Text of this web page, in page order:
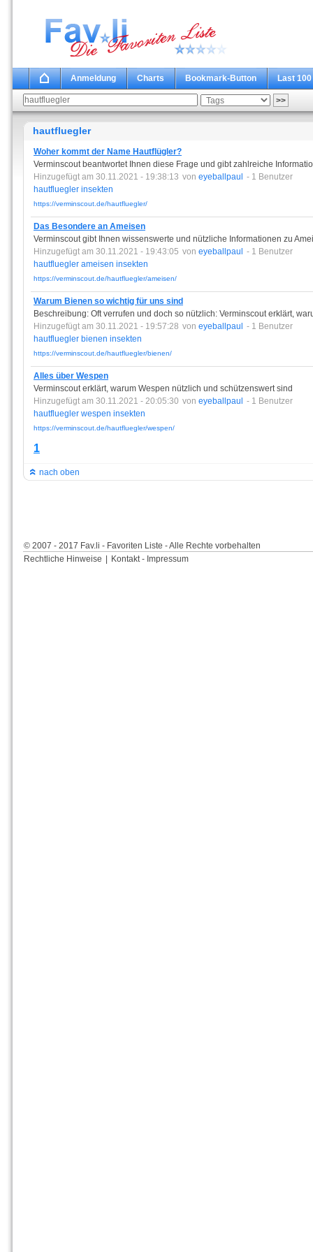
Anmeldung Charts Bookmark-Button Last 100
hautfluegler
Woher kommt der Name Hautflügler?
Verminscout beantwortet Ihnen diese Frage und gibt zahlreiche
Hinzugefügt am 30.11.2021 - 19:38:13 von eyeballpaul
- 1 Benutzer
hautfluegler insekten
https://verminscout.de/hautfluegler/
Das Besondere an Ameisen
Verminscout gibt Ihnen wissenswerte und nützliche Informationen zu
Hinzugefügt am 30.11.2021 - 19:43:05 von eyeballpaul
- 1 Benutzer
hautfluegler ameisen insekten
https://verminscout.de/hautfluegler/ameisen/
Warum Bienen so wichtig für uns sind
Beschreibung: Oft verrufen und doch so nützlich: Verminscout erklärt,
Hinzugefügt am 30.11.2021 - 19:57:28 von eyeballpaul
- 1 Benutzer
hautfluegler bienen insekten
https://verminscout.de/hautfluegler/bienen/
Alles über Wespen
Verminscout erklärt, warum Wespen nützlich und schützenswert sind
Hinzugefügt am 30.11.2021 - 20:05:30 von eyeballpaul
- 1 Benutzer
hautfluegler wespen insekten
https://verminscout.de/hautfluegler/wespen/
1
nach oben
© 2007 - 2017 Fav.li - Favoriten Liste - Alle Rechte vorbehalten
Rechtliche Hinweise
Kontakt - Impressum